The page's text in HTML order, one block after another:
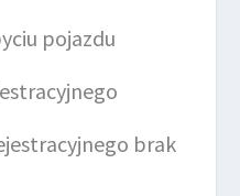
pojazdu
brak